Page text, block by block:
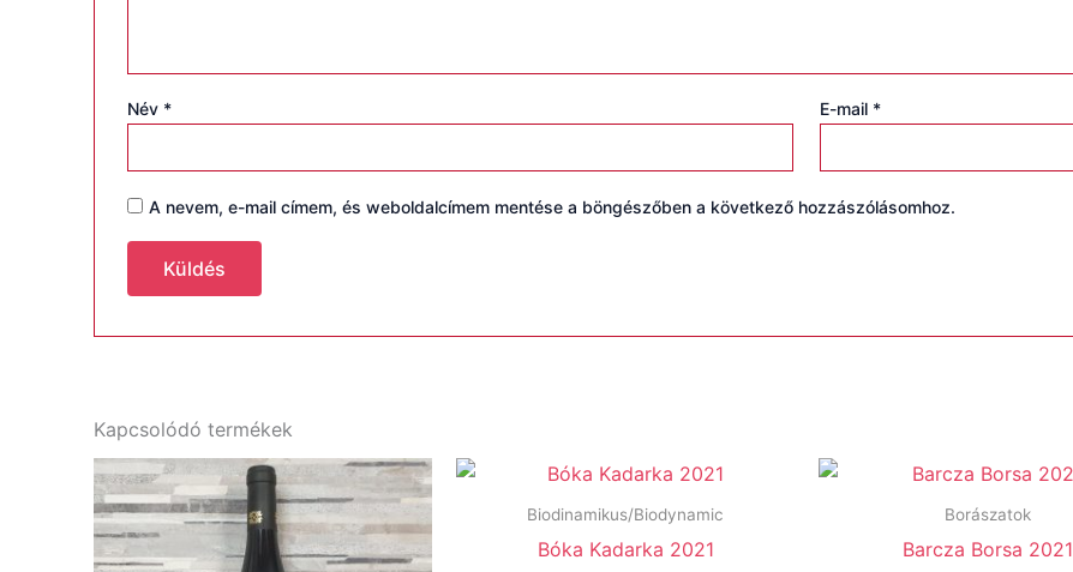
Név * E-mail *
A nevem, e-mail címem, és weboldalcímem mentése a böngészőben a következő hozzászólásomhoz.
Kapcsolódó termékek
Biodinamikus/Biodynamic
Bóka Kadarka 2021
Borászatok
Barcza Borsa 2021